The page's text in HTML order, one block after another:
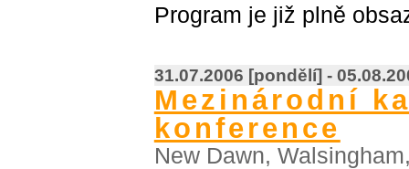
Program je již plně
31.07.2006 [pondělí] -
Mezinárodní
konference
New Dawn,